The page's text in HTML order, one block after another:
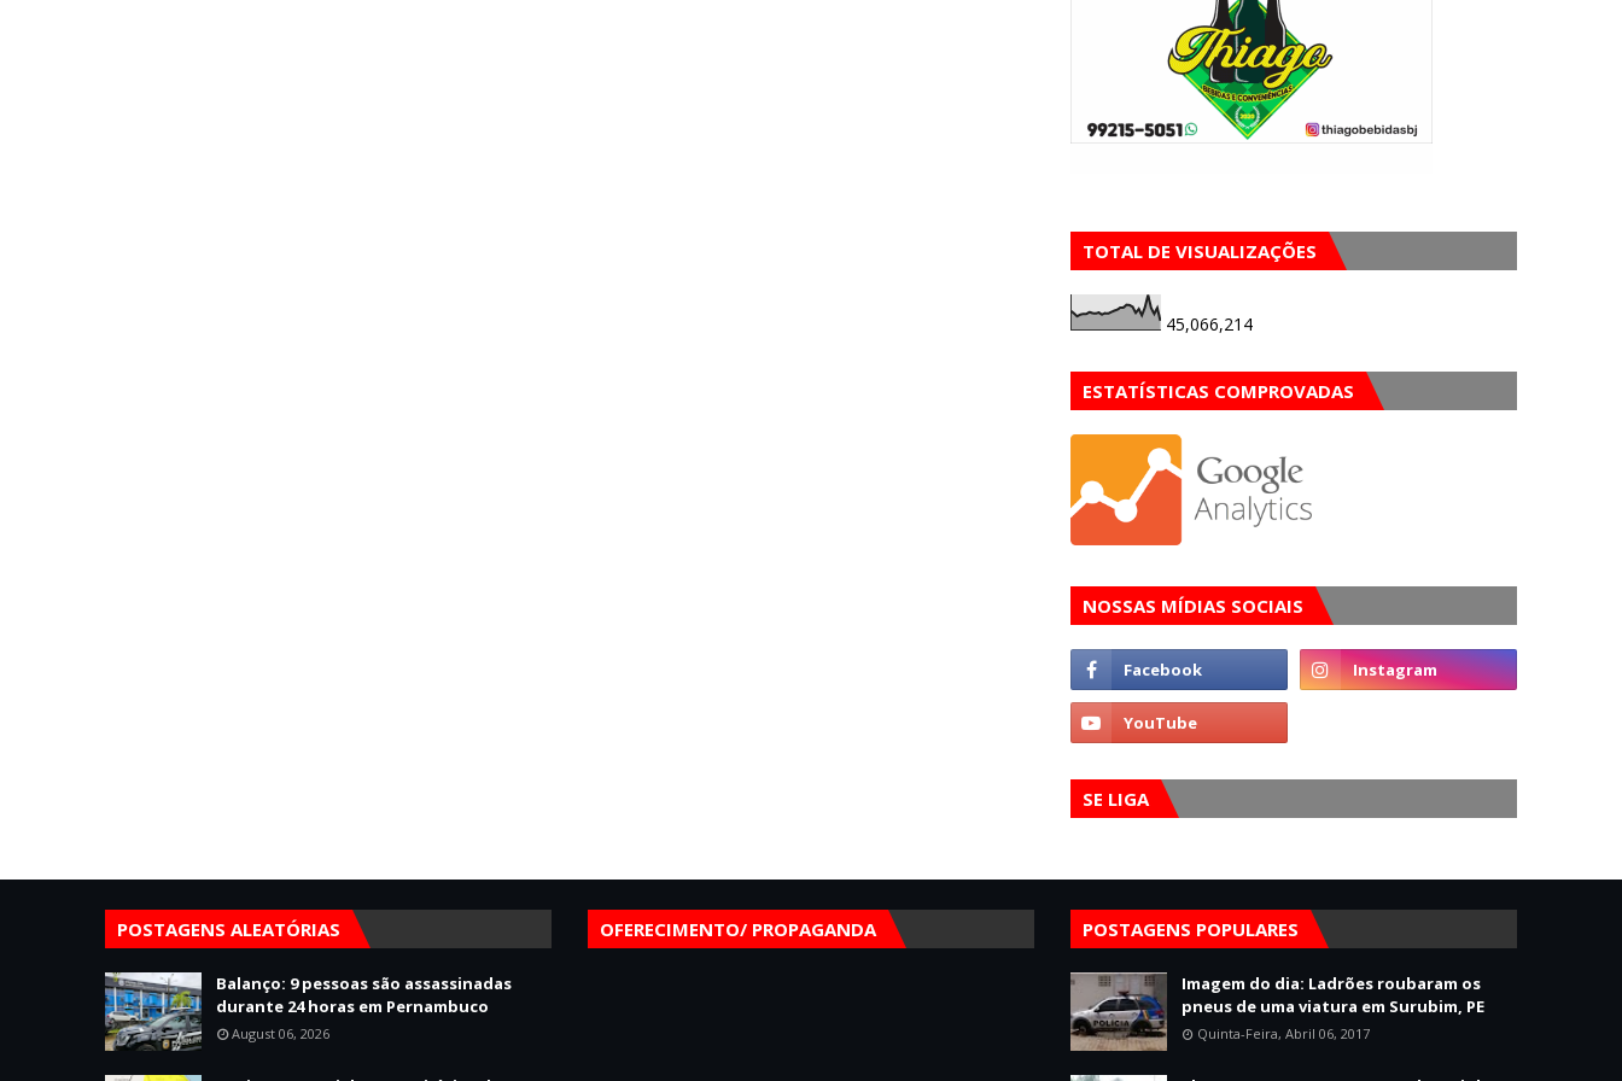
TOTAL DE VISUALIZAÇÕES
45,066,214
ESTATÍSTICAS COMPROVADAS
NOSSAS MÍDIAS SOCIAIS
SE LIGA
POSTAGENS ALEATÓRIAS
Balanço: 9 pessoas são assassinadas
durante 24 horas em Pernambuco
August 06, 2026
OFERECIMENTO/ PROPAGANDA POSTAGENS POPULARES
Imagem do dia: Ladrões roubaram os
pneus de uma viatura em Surubim, PE
Quinta-Feira, Abril 06, 2017